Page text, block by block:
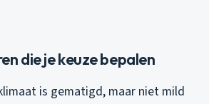
die je keuze bepalen
is gematigd, maar niet mild